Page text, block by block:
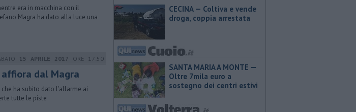
era in macchina con il
Magra ha dato alla luce una
15 APRILE 2017 ORE 17:50
dal Magra
ha subito dato l'allarme ai
tutte le piste
CECINA — Coltiva e vende
droga, coppia arrestata
SANTA MARIA A MONTE —
Oltre 7mila euro a
sostegno dei centri estivi